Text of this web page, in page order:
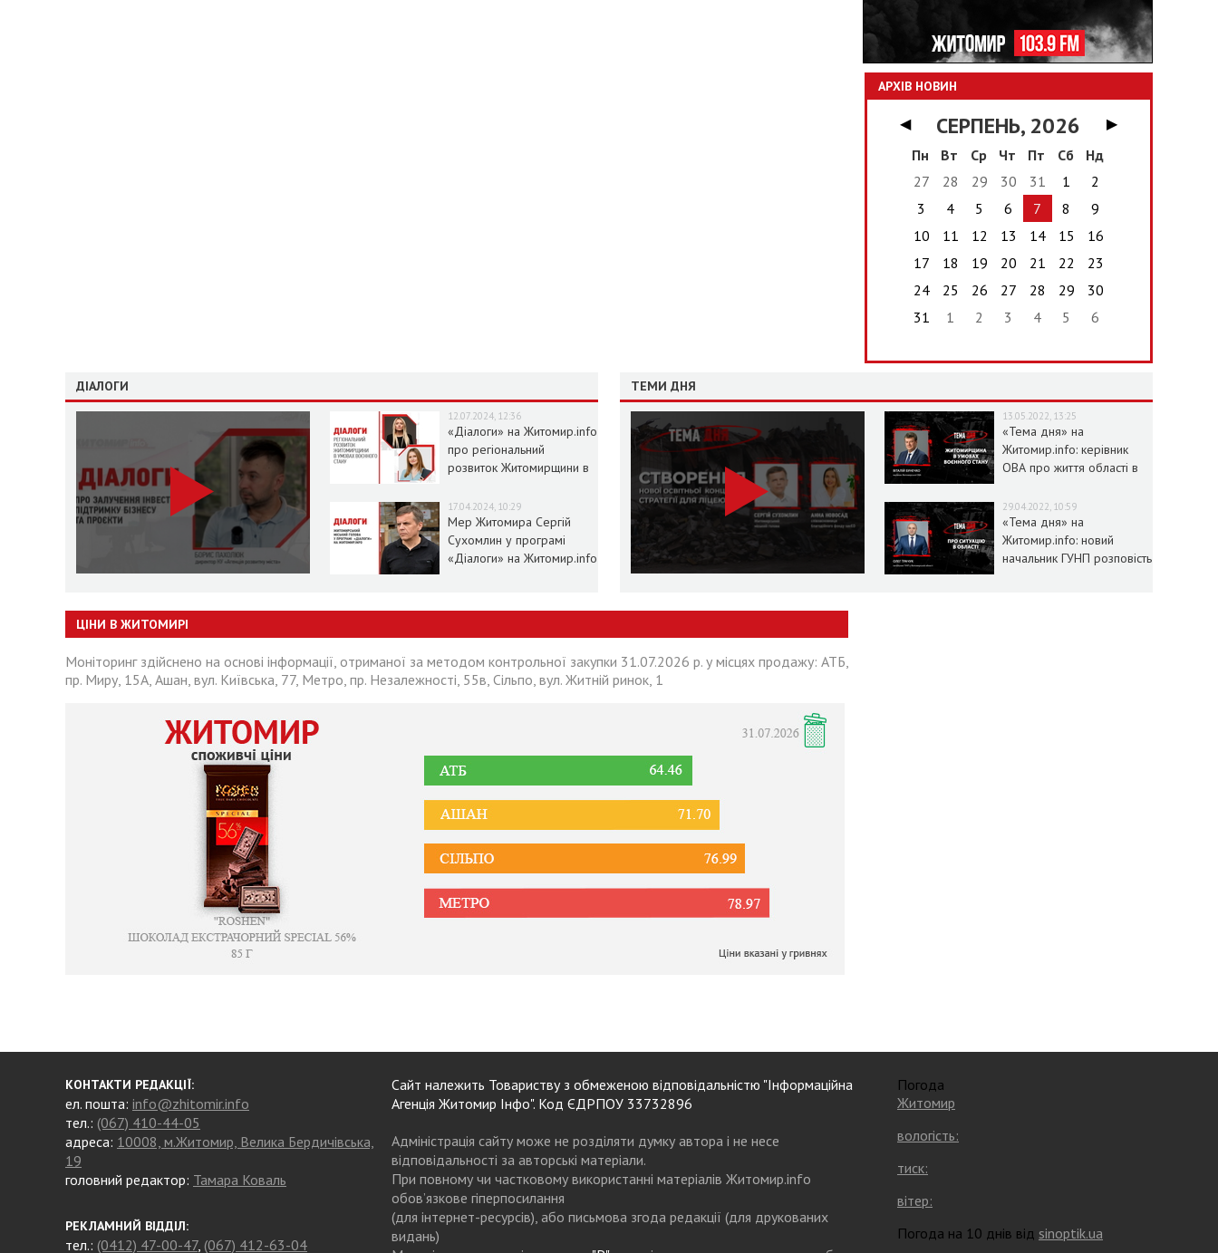
АРХІВ НОВИН
◀ СЕРПЕНЬ, 2026
▶
Пн
Вт Ср Чт Пт Сб
Нд
27
28 29 30 31 1
2
3
4 5 6 7 8
9
10
11 12 13 14 15
16
17
18 19 20 21 22
23
24
25 26 27 28 29
30
31
1 2 3 4 5 6
ДІАЛОГИ
12.07.2024, 12:36
«Діалоги» на Житомир.info
про регіональний
розвиток Житомирщини в
17.04.2024, 10:29
Мер Житомира Сергій
Сухомлин у програмі
«Діалоги» на Житомир.info
ТЕМИ ДНЯ
13.05.2022, 13:25
«Тема дня» на
Житомир.info: керівник
ОВА про життя області в
29.04.2022, 10:59
«Тема дня» на
Житомир.info: новий
начальник ГУНП розповість
ЦІНИ В ЖИТОМИРІ
Моніторинг здійснено на основі інформації, отриманої за методом контрольної закупки 31.07.2026 р. у місцях продажу: АТБ,
пр. Миру, 15А, Ашан, вул. Київська, 77, Метро, пр. Незалежності, 55в, Сільпо, вул. Житній ринок, 1
КОНТАКТИ РЕДАКЦІЇ:
ел. пошта: info@zhitomir.info
тел.: (067) 410-44-05
адреса: 10008, м.Житомир, Велика Бердичівська,
19
головний редактор: Тамара Коваль
РЕКЛАМНИЙ ВІДДІЛ:
тел.: (0412) 47-00-47, (067) 412-63-04
Сайт належить Товариству з обмеженою відповідальністю "Інформаційна
Агенція Житомир Інфо". Код ЄДРПОУ 33732896
Адміністрація сайту може не розділяти думку автора і не несе
відповідальності за авторські матеріали.
При повному чи частковому використанні матеріалів Житомир.info
обов’язкове гіперпосилання
(для інтернет-ресурсів), або письмова згода редакції (для друкованих
видань)
Погода
Житомир
вологість:
тиск:
вітер:
Погода на 10 днів від sinoptik.ua